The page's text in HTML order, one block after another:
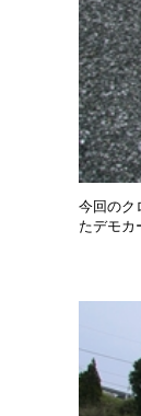
今回のク
たデモカ